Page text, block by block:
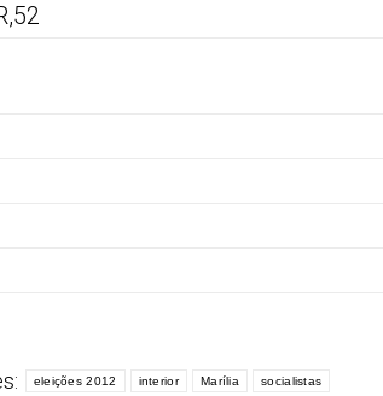
eleições 2012 interior Marília socialistas